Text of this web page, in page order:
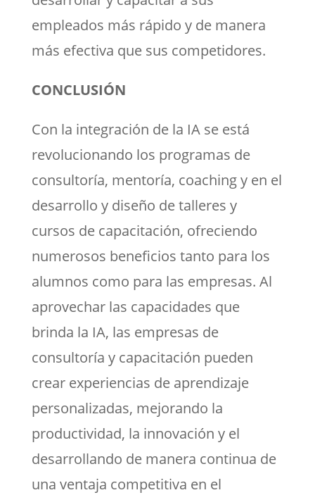
empleados más rápido y de manera
más efectiva que sus competidores.
CONCLUSIÓN
Con la integración de la IA se está
revolucionando los programas de
consultoría, mentoría, coaching y en el
desarrollo y diseño de talleres y
cursos de capacitación, ofreciendo
numerosos beneficios tanto para los
alumnos como para las empresas. Al
aprovechar las capacidades que
brinda la IA, las empresas de
consultoría y capacitación pueden
crear experiencias de aprendizaje
personalizadas, mejorando la
productividad, la innovación y el
desarrollando de manera continua de
una ventaja competitiva en el